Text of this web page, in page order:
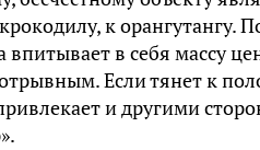
к
впитывает в себя массу
Если тянет к
и другими